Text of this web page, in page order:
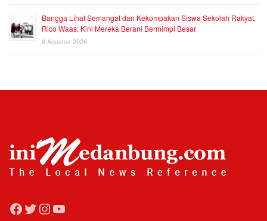
Bangga Lihat Semangat dan Kekompakan Siswa Sekolah Rakyat,
Rico Waas: Kini Mereka Berani Bermimpi Besar
6 Agustus 2026
Facebook
Twitter
Instagram
YouTube